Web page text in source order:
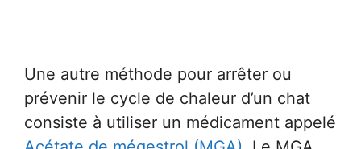
Une autre méthode pour arrêter ou
prévenir le cycle de chaleur d’un chat
consiste à utiliser un médicament appelé